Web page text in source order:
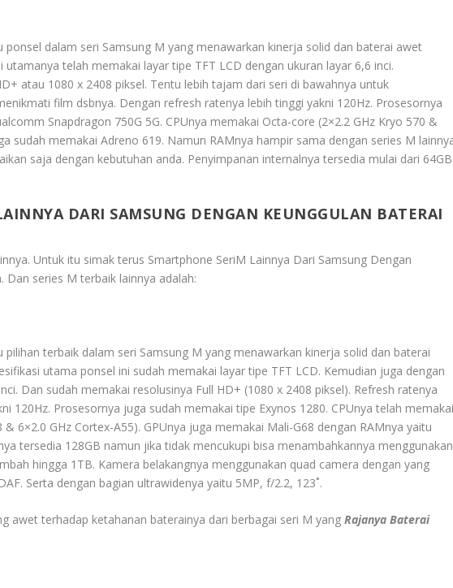
ponsel dalam seri Samsung M yang menawarkan kinerja solid dan baterai awet
utamanya telah memakai layar tipe TFT LCD dengan ukuran layar 6,6 inci.
atau 1080 x 2408 piksel. Tentu lebih tajam dari seri di bawahnya untuk
film dsbnya. Dengan refresh ratenya lebih tinggi yakni 120Hz. Prosesornya
Snapdragon 750G 5G. CPUnya memakai Octa-core (2×2.2 GHz Kryo 570 &
sudah memakai Adreno 619. Namun RAMnya hampir sama dengan series M
saja dengan kebutuhan anda. Penyimpanan internalnya tersedia mulai dari 64GB
DARI SAMSUNG DENGAN KEUNGGULAN BATERAI
Untuk itu simak terus Smartphone SeriM Lainnya Dari Samsung Dengan
. Dan series M terbaik lainnya adalah:
pilihan terbaik dalam seri Samsung M yang menawarkan kinerja solid dan baterai
utama ponsel ini sudah memakai layar tipe TFT LCD. Kemudian juga dengan
Dan sudah memakai resolusinya Full HD+ (1080 x 2408 piksel). Refresh ratenya
120Hz. Prosesornya juga sudah memakai tipe Exynos 1280. CPUnya telah
6×2.0 GHz Cortex-A55). GPUnya juga memakai Mali-G68 dengan RAMnya yaitu
tersedia 128GB namun jika tidak mencukupi bisa menambahkannya menggunakan
hingga 1TB. Kamera belakangnya menggunakan quad camera dengan yang
Serta dengan bagian ultrawidenya yaitu 5MP, f/2.2, 123˚.
awet terhadap ketahanan baterainya dari berbagai seri M yangRajanya Baterai